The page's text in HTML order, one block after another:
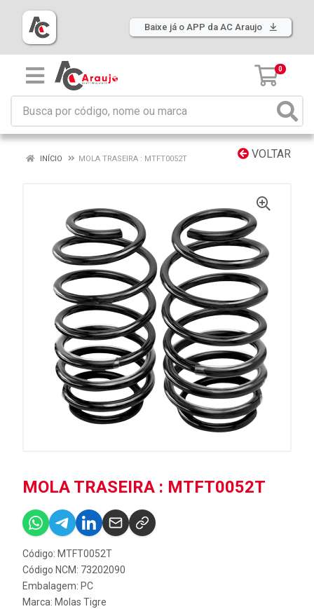
Baixe já o APP da AC Araujo
0
VOLTAR
INÍCIO MOLA TRASEIRA : MTFT0052T
MOLA TRASEIRA : MTFT0052T
Código: MTFT0052T
Código NCM: 73202090
Embalagem: PC
Marca: Molas Tigre